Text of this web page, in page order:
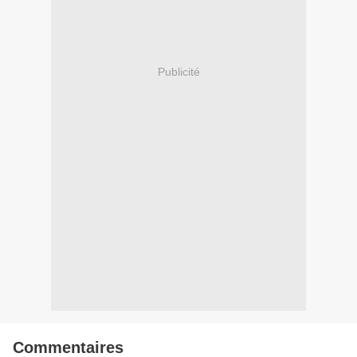
Publicité
Commentaires